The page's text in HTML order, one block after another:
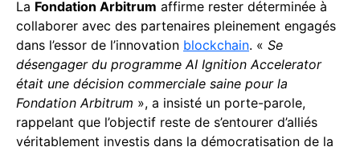
La Fondation Arbitrum affirme rester déterminée à
collaborer avec des partenaires pleinement engagés
dans l’essor de l’innovation blockchain. « Se
désengager du programme AI Ignition Accelerator
était une décision commerciale saine pour la
Fondation Arbitrum », a insisté un porte-parole,
rappelant que l’objectif reste de s’entourer d’alliés
véritablement investis dans la démocratisation de la